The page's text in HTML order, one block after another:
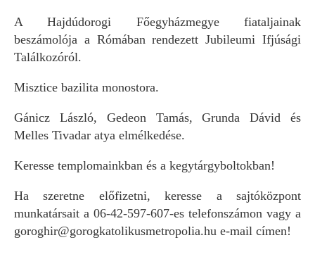
A Hajdúdorogi Főegyházmegye fiataljainak
beszámolója a Rómában rendezett Jubileumi Ifjúsági
Találkozóról.
Misztice bazilita monostora.
Gánicz László, Gedeon Tamás, Grunda Dávid és
Melles Tivadar atya elmélkedése.
Keresse templomainkban és a kegytárgyboltokban!
Ha szeretne előfizetni, keresse a sajtóközpont
munkatársait a 06-42-597-607-es telefonszámon vagy a
goroghir@gorogkatolikusmetropolia.hu e-mail címen!